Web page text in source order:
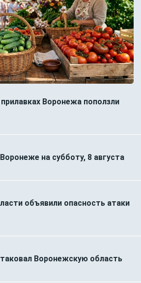
Воронежа поползли
на субботу, 8 августа
объявили опасность атаки
Воронежскую область